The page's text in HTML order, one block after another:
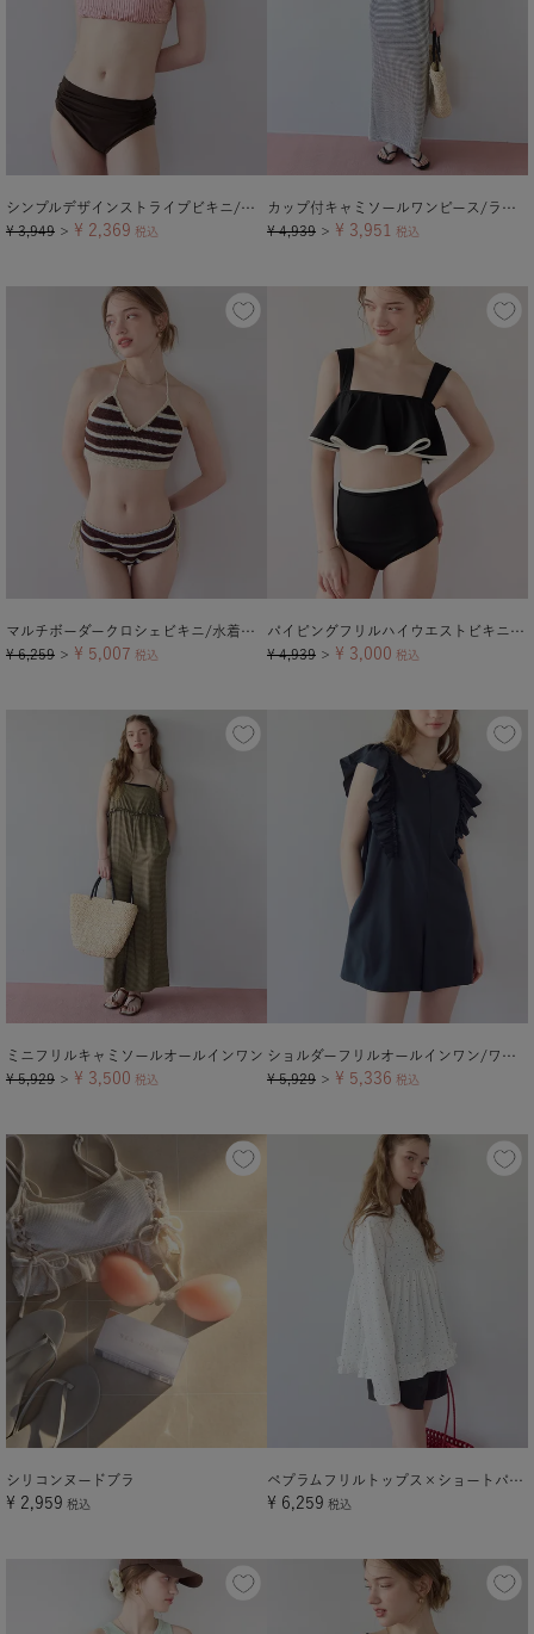
シンプルデザインストライプビキニ/水着【メール便可／100】
¥ 3,949 ＞ ¥ 2,369 税込
カップ付キャミソールワンピース/ラッシュガード
¥ 4,939 ＞ ¥ 3,951 税込
マルチボーダークロシェビキニ/水着【メール便可／100】
¥ 6,259 ＞ ¥ 5,007 税込
パイピングフリルハイウエストビキニ/水着【メール便可／100】
¥ 4,939 ＞ ¥ 3,000 税込
ミニフリルキャミソールオールインワン
¥ 5,929 ＞ ¥ 3,500 税込
ショルダーフリルオールインワン/ワンピース水着【メール便可／100】
¥ 5,929 ＞ ¥ 5,336 税込
シリコンヌードブラ
¥ 2,959 税込
ペプラムフリルトップス×ショートパンツセット/ラッシュガード
¥ 6,259 税込